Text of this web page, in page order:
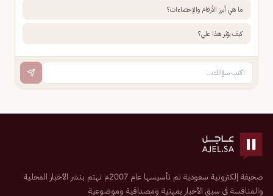
ما هي أبرز الأرقام والإحصاءات؟
كيف يؤثر هذا علي؟
صحيفة إلكترونية سعودية تم تأسيسها عام 2007م تهتم بنشر الأخبار المحلية
والمنافسة في سبق الأخبار بمهنية ومصداقية وموضوعية